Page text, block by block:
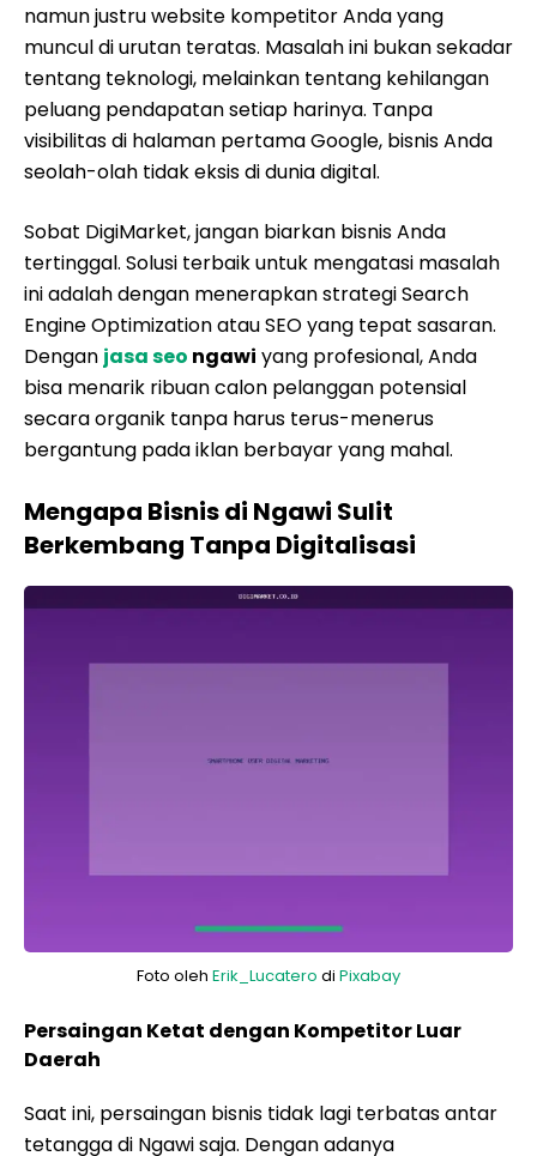
namun justru website kompetitor Anda yang
muncul di urutan teratas. Masalah ini bukan sekadar
tentang teknologi, melainkan tentang kehilangan
peluang pendapatan setiap harinya. Tanpa
visibilitas di halaman pertama Google, bisnis Anda
seolah-olah tidak eksis di dunia digital.
Sobat DigiMarket, jangan biarkan bisnis Anda
tertinggal. Solusi terbaik untuk mengatasi masalah
ini adalah dengan menerapkan strategi Search
Engine Optimization atau SEO yang tepat sasaran.
Dengan jasa seo ngawi yang profesional, Anda
bisa menarik ribuan calon pelanggan potensial
secara organik tanpa harus terus-menerus
bergantung pada iklan berbayar yang mahal.
Mengapa Bisnis di Ngawi Sulit
Berkembang Tanpa Digitalisasi
Foto oleh Erik_Lucatero di Pixabay
Persaingan Ketat dengan Kompetitor Luar
Daerah
Saat ini, persaingan bisnis tidak lagi terbatas antar
tetangga di Ngawi saja. Dengan adanya